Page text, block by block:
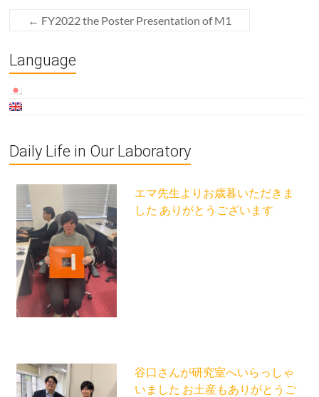
← FY2022 the Poster Presentation of M1
Language
Daily Life in Our Laboratory
エマ先生よりお歳暮いただきま
した ありがとうございます
谷口さんが研究室へいらっしゃ
いました お土産もありがとうご